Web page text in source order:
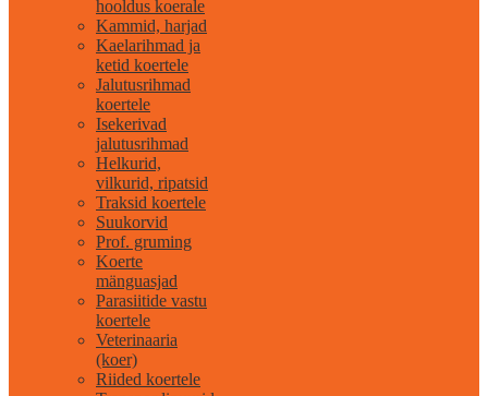
hooldus koerale
Kammid, harjad
Kaelarihmad ja
ketid koertele
Jalutusrihmad
koertele
Isekerivad
jalutusrihmad
Helkurid,
vilkurid, ripatsid
Traksid koertele
Suukorvid
Prof. gruming
Koerte
mänguasjad
Parasiitide vastu
koertele
Veterinaaria
(koer)
Riided koertele